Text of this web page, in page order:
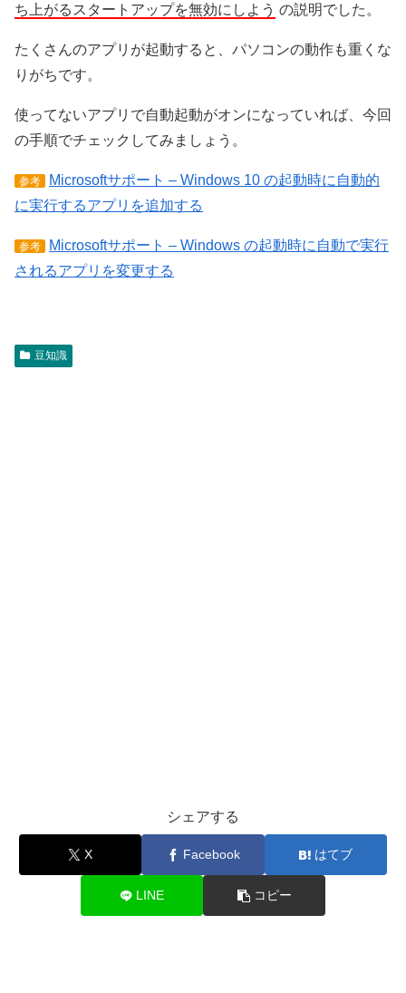
ち上がるスタートアップを無効にしよう の説明でした。
たくさんのアプリが起動すると、パソコンの動作も重くな
りがちです。
使ってないアプリで自動起動がオンになっていれば、今回
の手順でチェックしてみましょう。
参考
Microsoftサポート – Windows 10 の起動時に自動的
に実行するアプリを追加する
参考
Microsoftサポート – Windows の起動時に自動で実行
されるアプリを変更する
豆知識
シェアする
X Facebook はてブ
LINE コピー